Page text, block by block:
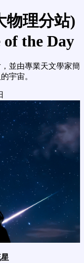
物理分站)
the Day
並由專業天文學家簡
宇宙。